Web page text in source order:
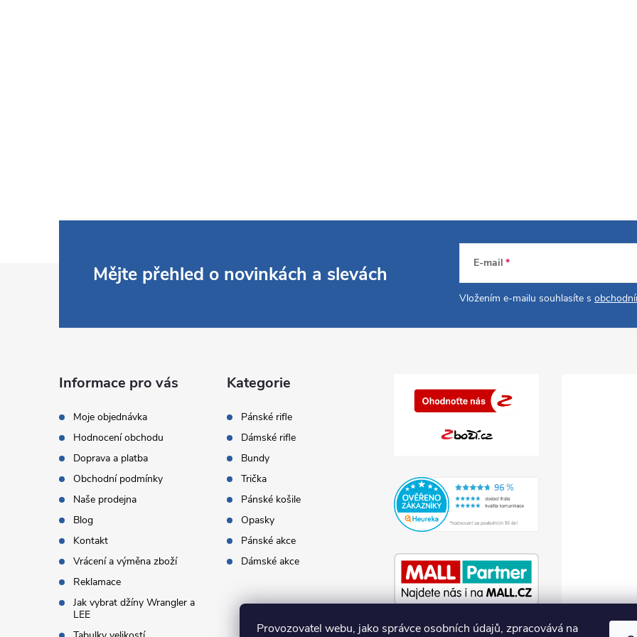
Provozovatel webu, jako správce osobních údajů, zpracovává na
Mějte přehled o novinkách a slevách E-mail
Vložením e-mailu souhlasíte s
Informace pro vás
Moje objednávka
Hodnocení obchodu
Doprava a platba
Obchodní podmínky
Naše prodejna
Blog
Kontakt
Vrácení a výměna zboží
Reklamace
Jak vybrat džíny Wrangler a
LEE
Kategorie
Pánské rifle
Dámské rifle
Bundy
Trička
Pánské košile
Opasky
Pánské akce
Dámské akce